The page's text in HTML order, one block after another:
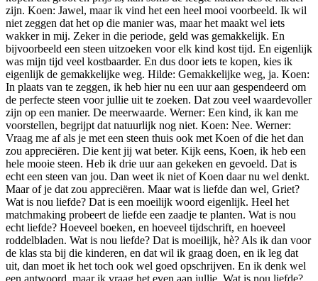
Griet? Wat is nou liefde? Dat is een moeilijk woord eigenlijk. Heel het matchmaking probeert de liefde een zaadje te planten. Wat is nou echt liefde? Hoeveel boeken, en hoeveel tijdschrift, en hoeveel roddelbladen. Wat is nou liefde? Dat is moeilijk, hè? Als ik dan voor de klas sta bij die kinderen, en dat wil ik graag doen, en ik leg dat uit, dan moet ik het toch ook wel goed opschrijven. En ik denk wel een antwoord, maar ik vraag het even aan jullie. Wat is nou liefde? Ik vraag het ook aan jouw dag, Hilde. Wat is nou liefde? Is dat die vlinders in het begin? Want veel klanten zeggen tegen Hilde, ja, ik voel de vlinders niet. Is dat liefde? Of gaan die vlinders op een gegeven moment weer... Koen: We hebben ook de vlinders niet gevoeld, hè, in het begin. We hebben ons daar zorgen over gemaakt. Griet: Ik heb mijn vlinders, denk ik, getemperd. Koen: Ja. En ik heb ze pas later gevoeld. Griet: Ik heb ze niet toegelaten. Koen: Ja. Sorry, Ewa, want... Werner: Maar dat is vlinders. Het werd net anders. Wat is nou liefde? Want nu is er meer liefde dan toch? Griet: Voor mij liefde... Werner: Kijk hoe we nadenken allemaal. Griet: Nee, het is echt wel jezelf. Voor mij komt alles terug naar puurheid, authenticiteit. Van waaruit alles moeitelozer stroomt. Dus mijzelf mogen zijn. Dat jij jezelf mag zijn bij mij. Dat ik mijzelf mag zijn bij jou. Met alle defoos. Met alle diamanten die schitteren. helemaal het vol mogen zijn bij elkaar. Werner: Jezelf zijn. Griet: Mijnzelf zijn. Werner: Is dat liefde? Kun je alleen ook, jezelf zijn. Koen: Bij de ander. Dus welkom zijn. Welkom zijn met alles wat er is. Griet: Ja, bij de ander. Het ontvangen van. Koen: Maar met uw dikke buik en met uw stenen en met uw kakke jas. Griet: Mijn armen openen voor alles wat ik hoen. Koen maakt. Koen: Ook de lelijke stukken? Griet: Ook de lelijke stukken. Niet gemakkelijk. Niet altijd gemakkelijk. Werner: Seks met een grote lach. Griet: Ja, van het weekend nog. Het is daarom dat ik dat zeg. Ja, en dan blijven ademen als het spannend wordt. Werner: Blijven ademen. Griet: En hem niet wegduwen. Ja, maar hem blijven ontvangen. Ja. Koen: Dat is een mooie bijdrage. Voor mij is dat heel vergelijkbaar, omdat liefde daardoor ook universeel wordt. Dan is het niet enkel romantische liefde, maar dan is het de liefde die ik voor mijn kinderen voel, de liefde die ik voor mijn ouders voel, de liefde die ik voor de wereld voel, de liefde die ik voor... Griet: Maar dat is voor mij ook liefde. Koen: Universeel. Dat is ook allemaal liefde. Ik voel voor heel veel mensen liefde. Ja, exact. Ik heb hetzelfde. Voor mij is dat een van de grote eye-openers geweest in mijn persoonlijk pad. Ik kan eigenlijk iedereen graag zien. En dat hart dat hier zit, dat is oneindig groot. Dat is geen eindig vat. En als ik een beetje aan jou geef, dan is er minder over voor jou. Er is zoveel plaats. En... Het is voor mij ook een van mijn levensmotto's geworden. Kan ik iedereen graag zien? Of ik heb de intentie om iedereen graag te zien. Werner: Dat is liefde. Koen: Dat is liefde. Voor mij, alleszins. Griet: Wat betekent dat voor jullie? Hilde: Mijn liefde heeft te maken met het feit dat je geen verwachtingen hebt voor iemand. dat je met alles dankbaar kunt zijn en zoals dat Koen ook juist benoemde als je, die verwachtingen niet hebt is alles wat dat iemand doet voor jou, ook een glimlach of gekrijden steen is liefde en kun je dankbaar voor zijn maar heel veel mensen in onze maatschappij die hebben, veel te veel verwachtingen naar een ander toe en die kunnen niet meer dankbaar zijn en daar zit, dat is het een hele grote probleem van beste mevrouw, meneer, waar kun je nu dankbaar voor zijn Mensen zijn niet meer dankbaar. Je kunt voor alles dankbaar zijn. Ik ben elke morgen dankbaar. Ik zeg ook tegen mijn klanten, waar kun je dankbaar voor zijn? Dat bijna zal te denken. Dan zeg ik, waar kan ik nu dankbaar voor zijn? Ik zeg bijvoorbeeld, waar ben ik dankbaar voor? Elke morgen dank ik het universum aan mijn hart honderdduizend keren per dag slaat. En ik hoef daar niks voor te doen. Ik ben dankbaar. Die zaadcel heeft die ijscel gevonden. Ik ben daar dankbaar voor. Ik heb daar niks moeten voordoen. Koen: Het is het mooiste cadeau dat je kan krijgen. Hilde: Ja, toch? Griet: Leven. Hilde: Als de zon schijnt, als er een vogel fluit. Mensen kunnen niet meer om kleine dingen dankbaar zijn. En er zijn zoveel... Naar elke persoon toe is er iets dat je dankbaar kunt voor zijn. Ook naar je ouders toe, naar je zus toe, naar je... En ook al zijn er een keer uitdagingen, dan kun je ook dankbaar zijn dat er een uitdaging is. Dat er meer communicatie is, want dat is ook een reden waarom dat dichter bij elkaar komt. En maak het probleem niet groter. Hoeveel keer dat ik zeg tegen mijn klanten, maak het probleem niet groter. Zie het nu een keer zoals dat is. Blaas het daar niet op. Werner: Het mooie vind ik van jou dat je zelfs de dankbaarheid in de exen ziet. Je vraagt dan tegen je klant, van luister eens, ik zeg ten klant bijvoorbeeld, ik heb een hele slechte ervaring met mijn laatste relatie gehad. Het eerste wat Hilde dan zegt, vind ik altijd mooi, is, en waar was je dankbaar voor in je vorige relatie? Dan is dat diezelfde pauze. En dan gaan mensen denken wat er mooi was in de vorige relatie die uit is. Dat vind ik echt mooi. Die dankbaarheid zit bij jou heel diep. Bij jezelf, dat zei je net. Maar zelfs bij jouw klanten. en dan niet bij de ouders en de kinderen. Zelfs bij de exen ga je die zoeken. En dan krijg je een ander beeld. Een veel mooier beeld eigenlijk. Hilde: Maar als je daar niet dankbaar kunt voor zijn, dan blijft die rugzak vol zitten met keien. En kun je niet aan een andere relatie beginnen. Dat bestaat niet. Maar als je daar dankbaar kunt voor zijn, dan is ook die negatieve, die zuurte is uit je lichaam. Sta je daar helemaal anders voor op? Dan gaat de cacao helemaal anders binnenkomen. als je hem niet met acid mengt maar in ons brein zoekt constant het negatieve we zijn zo geconcipeerd. Werner: Het gatiel in het brein. Hilde: Ja, maar daar moeten we tegenin en dat zeg ik ook van, wees nu een keer dankbaar voor jou en mijn niks dit en dat waar ben je nu dankbaar voor? waar kan ik dankbaar voor zijn? misschien omdat je twee mooie kinderen gekregen hebt, misschien omdat wat heeft hij je geleerd? wat heeft hij jou geleerd? Griet: TV Gelderland 2021, Ja, het is mooi dat je dat zegt, want als je de positieve dingen ziet, herkent, benoemt, ik geloof als mens dat je dan ook iets helemaal anders uitstraalt en dan iets helemaal anders aantrekt. Terwijl als je altijd rondloopt van dat is niet goed en dat is niet goed en dat is niet goed en dat is niet goed, ja, dan trek je negativiteit ook aan, denk ik ook in relaties. Hilde: Dat is ook zo. Dat is zo. En we zoeken altijd het negatieve. En we zien ook het negatieve, constant. En dan komt het negatieve. We gaan naar het nieuws kijken. We hebben daar ook niets positiefs verteld. Koen: Nee, nee, of positieve beschouwen we als vanzelfsprekend. Zoals het... Ja, klopt. Hilde: Totaal andere attitude. En ook in een relatie is dat zo. Begin een keer met te kijken van... En daar lopen relaties ook fout. Als je begint te kijken waar je partner iets verkeerd doet. Als dat de bovengang van je gedachten haalt, dan zijn ze vertrokken. Koen: Dan loopt het verkeerd af. Hilde: En op alle vlakken. We zetten vuilniswak niet meer buiten. Of hij brengt mij geen koffie. Alleen maar zien we het positieve. Wat is er wel nog goed? En heel veel mensen vergeten dat. En zo komt er heel veel sleur ook in een relatie. En dan, ik hoor het jou daar net ook zeggen van... Dat is ook killing voor een relatie. Bepaalde dingen worden negatief gezien. Er wordt minder over gepraat. Mensen worden closed, noemen we het in het Engels. Ik benoem het de mannelijke energie. dat kan twee vrouwen zijn in de koppel heb je altijd een mannelijke en vrouwelijke energie dus ik ga het nu voor de gemak een man en een vrouw noemen maar bij een man is closed, is dat killing, wanaf het ogenblik dat een man voelt dat een vrouw emotioneel closed, lichamelijk closed, met haar intimiteit wel is het begin van het einde, gegarandeerd. Koen: En wat daar nodig is om dat terug te openen, is dan vaak zachtheid en mildheid en begrip. En dat is het moeilijkste zijn om er vanuit die gesloten toestand in te brengen. Hilde: En stoppen we elkaar te blamen, verwijten te maken. Koen: Dat is een spiraal. Hilde: Verwijt eerst een keer jezelf, maar ook goede dingen en slechte dingen. Maar niet alleen de andere. En mensen willen verwijten enkel de anderen. Er gaat iets niet goed in de relatie tussen de anderen. Nee, maar kijk ook eerst naar jezelf. Koen: Het is altijd 50-50. 50-50 is ons motto. Altijd 50-50. Werner: Mooi motto. Koen: Daarmee hebben we nog geen antwoord van jou, Werner. Werner: Oh, ik dacht dat je me vergeten was. Koen: Nee, nee, nee. Werner: Ik heb geleerd van Hilde die dankbaarheid. Dat vind ik een hele mooie. Dat noem ik niet. die, nou als ik het gezegd heb, maar dat heb ik van haar geleerd, wat ik, wat het eerste wat me te binnen schoot, is respect. Dat is liefde. En dat past bij dankbaarheid. Dat past bij zie de persoon zoals die is. Respect. Ik heb het ook ergens gelezen. Ja, dat is het woord. Dat is liefde. Respect. Respect voor de ander hebben. En dan is het al positief. Dan is het al mooi. En die ander voelt zich goed. En dat is, ik kan er geen heel verhaal van maken, Maar het woord respect vind ik heel belangrijk bij liefde. Als je respect hebt, dan ben je graag samen. We had het al eerder over, op 24 uur. Als je respect hebt, dan luisteren naar elkaar. Luisteren. Soms heel moeilijk voor sommige mensen. Ik weet niet of mannen daar problemen mee hebben. Of vrouwen. Vrouwen kunnen beter luisteren. Communiceren wat beter dan mannen. Maar het zijn wel heel gesloten mannen. Maar respect zegt heel veel. In het subdomeen van respect zitten heel veel dingen die voo